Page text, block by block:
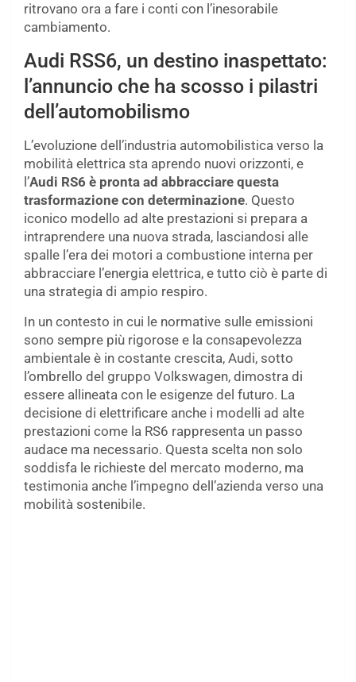
ritrovano ora a fare i conti con l’inesorabile
cambiamento.
Audi RSS6, un destino inaspettato:
l’annuncio che ha scosso i pilastri
dell’automobilismo
L’evoluzione dell’industria automobilistica verso la
mobilità elettrica sta aprendo nuovi orizzonti, e
l’Audi RS6 è pronta ad abbracciare questa
trasformazione con determinazione. Questo
iconico modello ad alte prestazioni si prepara a
intraprendere una nuova strada, lasciandosi alle
spalle l’era dei motori a combustione interna per
abbracciare l’energia elettrica, e tutto ciò è parte di
una strategia di ampio respiro.
In un contesto in cui le normative sulle emissioni
sono sempre più rigorose e la consapevolezza
ambientale è in costante crescita, Audi, sotto
l’ombrello del gruppo Volkswagen, dimostra di
essere allineata con le esigenze del futuro. La
decisione di elettrificare anche i modelli ad alte
prestazioni come la RS6 rappresenta un passo
audace ma necessario. Questa scelta non solo
soddisfa le richieste del mercato moderno, ma
testimonia anche l’impegno dell’azienda verso una
mobilità sostenibile.